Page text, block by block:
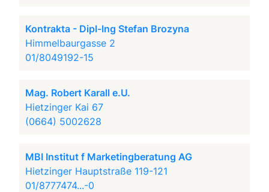
Kontrakta - Dipl-Ing Stefan Brozyna
Himmelbaurgasse 2
01/8049192-15
Mag. Robert Karall e.U.
Hietzinger Kai 67
(0664) 5002628
MBI Institut f Marketingberatung AG
Hietzinger Hauptstraße 119-121
01/8777474...-0